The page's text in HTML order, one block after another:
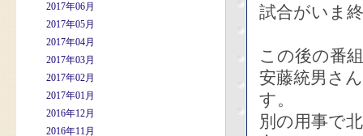
2017年06月
2017年05月
2017年04月
2017年03月
2017年02月
2017年01月
2016年12月
2016年11月
試合がいま
この後の番
安藤統男さ
す。
別の用事で